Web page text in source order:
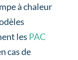
à chaleur
les PAC
cas de